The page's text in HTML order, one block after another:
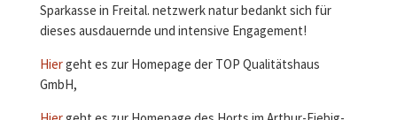
Sparkasse in Freital. netzwerk natur bedankt sich für
dieses ausdauernde und intensive Engagement!
Hiergeht es zur Homepage der TOP Qualitätshaus
GmbH,